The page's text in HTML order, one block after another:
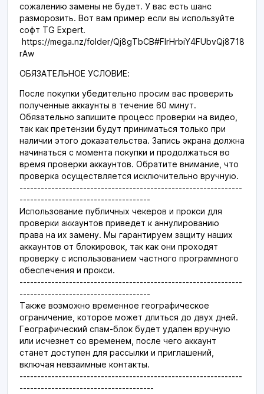
сожалению замены не будет. У вас есть шанс
разморозить. Вот вам пример если вы используйте
софт TG Expert.
https://mega.nz/folder/Qj8gTbCB#FIrHrbiY4FUbvQj8718
rAw
ОБЯЗАТЕЛЬНОЕ УСЛОВИЕ:
После покупки убедительно просим вас проверить
полученные аккаунты в течение 60 минут.
Обязательно запишите процесс проверки на видео,
так как претензии будут приниматься только при
наличии этого доказательства. Запись экрана должна
начинаться с момента покупки и продолжаться во
время проверки аккаунтов. Обратите внимание, что
проверка осуществляется исключительно вручную.
---------------------------------------------------------------
-------------------------------------
Использование публичных чекеров и прокси для
проверки аккаунтов приведет к аннулированию
права на их замену. Мы гарантируем защиту наших
аккаунтов от блокировок, так как они проходят
проверку с использованием частного программного
обеспечения и прокси.
---------------------------------------------------------------
-------------------------------------
Также возможно временное географическое
ограничение, которое может длиться до двух дней.
Географический спам-блок будет удален вручную
или исчезнет со временем, после чего аккаунт
станет доступен для рассылки и приглашений,
включая невзаимные контакты.
---------------------------------------------------------------
--------------------------------------